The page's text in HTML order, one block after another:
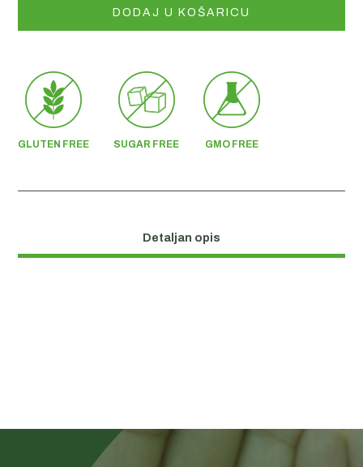
DODAJ U KOŠARICU
GLUTEN FREE SUGAR FREE GMO FREE
Detaljan opis